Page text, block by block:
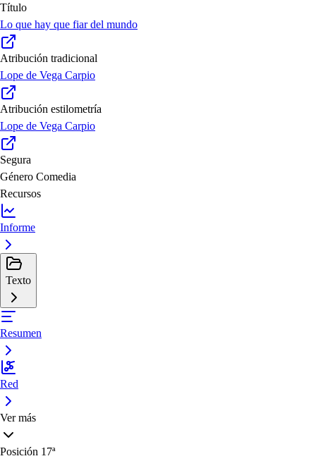
Título
Lo que hay que fiar del mundo
Atribución tradicional
Lope de Vega Carpio
Atribución estilometría
Lope de Vega Carpio
Segura
Género Comedia
Recursos
Informe
Texto
Resumen
Red
Ver más
Posición 17ª